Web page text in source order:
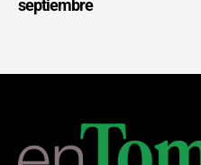
septiembre